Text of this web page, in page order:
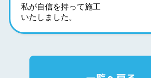
私が自信を持って施工
いたしました。